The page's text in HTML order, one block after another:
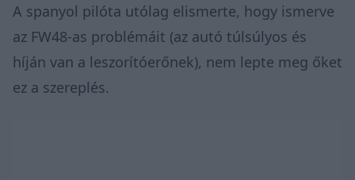
A spanyol pilóta utólag elismerte, hogy ismerve
az FW48-as problémáit (az autó túlsúlyos és
híján van a leszorítóerőnek), nem lepte meg őket
ez a szereplés.